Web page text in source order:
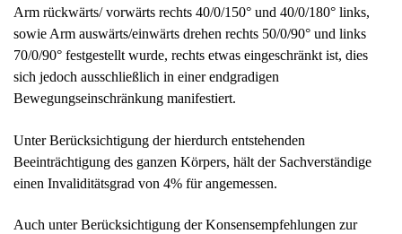
Arm rückwärts/ vorwärts rechts 40/0/150° und 40/0/180° links,
sowie Arm auswärts/einwärts drehen rechts 50/0/90° und links
70/0/90° festgestellt wurde, rechts etwas eingeschränkt ist, dies
sich jedoch ausschließlich in einer endgradigen
Bewegungseinschränkung manifestiert.
Unter Berücksichtigung der hierdurch entstehenden
Beeinträchtigung des ganzen Körpers, hält der Sachverständige
einen Invaliditätsgrad von 4% für angemessen.
Auch unter Berücksichtigung der Konsensempfehlungen zur